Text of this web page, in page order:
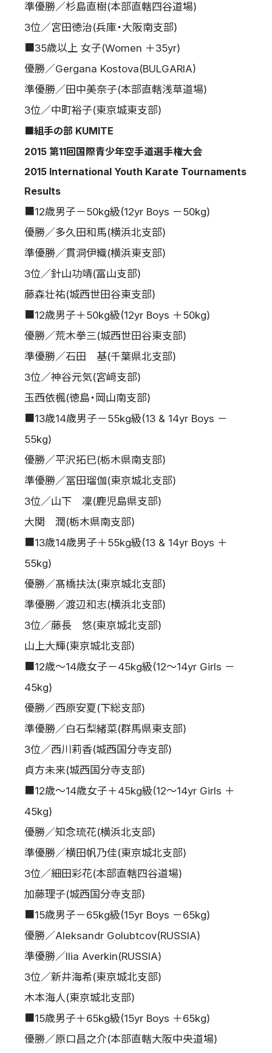
準優勝／杉島直樹(本部直轄四谷道場)
3位／宮田徳治(兵庫・大阪南支部)
■35歳以上 女子(Women ＋35yr)
優勝／Gergana Kostova(BULGARIA)
準優勝／田中美奈子(本部直轄浅草道場)
3位／中町裕子(東京城東支部)
■組手の部 KUMITE
2015 第11回国際青少年空手道選手権大会
2015 International Youth Karate Tournaments
Results
■12歳男子－50kg級(12yr Boys －50kg)
優勝／多久田和馬(横浜北支部)
準優勝／貫洞伊織(横浜東支部)
3位／針山功靖(富山支部)
藤森壮祐(城西世田谷東支部)
■12歳男子＋50kg級(12yr Boys ＋50kg)
優勝／荒木拳三(城西世田谷東支部)
準優勝／石田 基(千葉県北支部)
3位／神谷元気(宮﨑支部)
玉西依楓(徳島・岡山南支部)
■13歳14歳男子－55kg級(13 & 14yr Boys －
55kg)
優勝／平沢拓巳(栃木県南支部)
準優勝／冨田瑠伽(東京城北支部)
3位／山下 凜(鹿児島県支部)
大関 潤(栃木県南支部)
■13歳14歳男子＋55kg級(13 & 14yr Boys ＋
55kg)
優勝／髙橋扶汰(東京城北支部)
準優勝／渡辺和志(横浜北支部)
3位／藤長 悠(東京城北支部)
山上大輝(東京城北支部)
■12歳～14歳女子－45kg級(12～14yr Girls －
45kg)
優勝／西原安夏(下総支部)
準優勝／白石梨緒菜(群馬県東支部)
3位／西川莉香(城西国分寺支部)
貞方未来(城西国分寺支部)
■12歳～14歳女子＋45kg級(12～14yr Girls ＋
45kg)
優勝／知念琉花(横浜北支部)
準優勝／横田帆乃佳(東京城北支部)
3位／細田彩花(本部直轄四谷道場)
加藤理子(城西国分寺支部)
■15歳男子－65kg級(15yr Boys －65kg)
優勝／Aleksandr Golubtcov(RUSSIA)
準優勝／Ilia Averkin(RUSSIA)
3位／新井海希(東京城北支部)
木本海人(東京城北支部)
■15歳男子＋65kg級(15yr Boys ＋65kg)
優勝／原口昌之介(本部直轄大阪中央道場)